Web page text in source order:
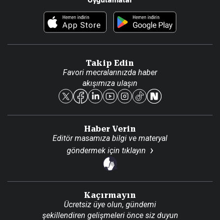
Foto Haber
Künye
Reklam Ver
Takip Edin
Favori mecralarınızda haber
akışımıza ulaşın
Haber Verin
Editör masamıza bilgi ve materyal
göndermek için tıklayın
Kaçırmayın
Ücretsiz üye olun, gündemi
şekillendiren gelişmeleri önce siz duyun